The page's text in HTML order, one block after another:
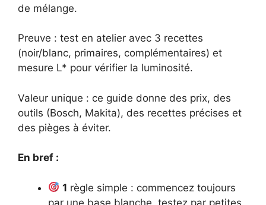
de mélange.
Preuve : test en atelier avec 3 recettes
(noir/blanc, primaires, complémentaires) et
mesure L* pour vérifier la luminosité.
Valeur unique : ce guide donne des prix, des
outils (Bosch, Makita), des recettes précises et
des pièges à éviter.
En bref :
1 règle simple : commencez toujours
par une base blanche, testez par petites